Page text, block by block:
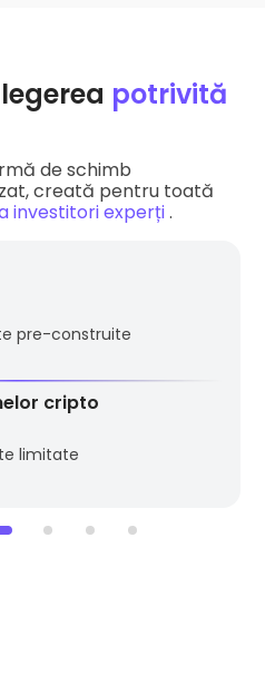
potrivită
de schimb
creată pentru toată
investitori experți.
și experți
câteva minute
pre-construite
cripto
limitate